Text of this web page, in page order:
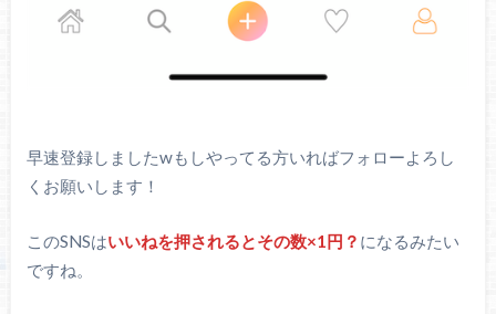
早速登録しましたwもしやってる方いればフォローよろし
くお願いします！
このSNSはいいねを押されるとその数×1円？ になるみたい
ですね。